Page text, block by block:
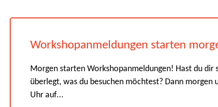
Workshopanmeldungen starten
Morgen starten Workshopanmeldungen! Hast du dir
überlegt, was du besuchen möchtest? Dann morgen
Uhr auf...